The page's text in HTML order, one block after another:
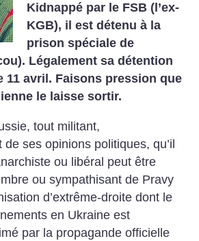
Kidnappé par le FSB (l’ex-
KGB), il est détenu à la
prison spéciale de
Légalement sa détention
11 avril. Faisons pression que
le laisse sortir.
tout militant,
ses opinions politiques, qu’il
ou libéral peut être
ou sympathisant de Pravy
d’extrême-droite dont le
en Ukraine est
par la propagande officielle